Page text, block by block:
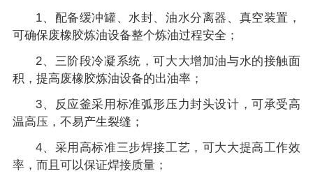
1、配备缓冲罐、水封、油水分离器、真空装置，
可确保废橡胶炼油设备整个炼油过程安全；
2、三阶段冷凝系统，可大大增加油与水的接触面
积，提高废橡胶炼油设备的出油率；
3、反应釜采用标准弧形压力封头设计，可承受高
温高压，不易产生裂缝；
4、采用高标准三步焊接工艺，可大大提高工作效
率，而且可以保证焊接质量；